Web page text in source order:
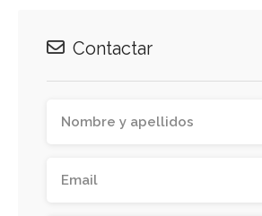
Contactar